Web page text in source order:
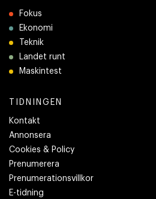
Fokus
Ekonomi
Teknik
Landet runt
Maskintest
TIDNINGEN
Kontakt
Annonsera
Cookies & Policy
Prenumerera
Prenumerationsvillkor
E-tidning